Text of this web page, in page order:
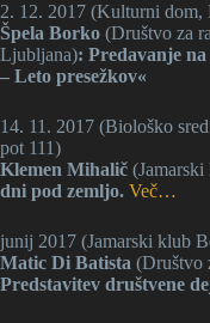
2. 12. 2017 (Kulturni dom,
Špela Borko (Društvo za
Ljubljana): Predavanje
– Leto presežkov«
14. 11. 2017 (Biološko
pot 111)
Klemen Mihalič
dni pod zemljo. Več…
junij 2017 (Jamarski klub
Matic Di Batista (Društvo
Predstavitev društvene